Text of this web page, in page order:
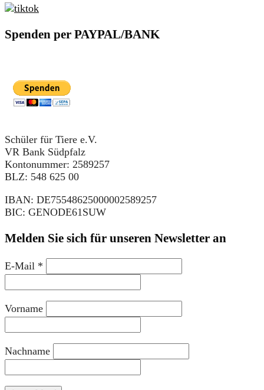
Spenden per PAYPAL/BANK
Schüler für Tiere e.V.
VR Bank Südpfalz
Kontonummer: 2589257
BLZ: 548 625 00
IBAN: DE75548625000002589257
BIC: GENODE61SUW
Melden Sie sich für unseren Newsletter an
E-Mail *
Vorname
Nachname